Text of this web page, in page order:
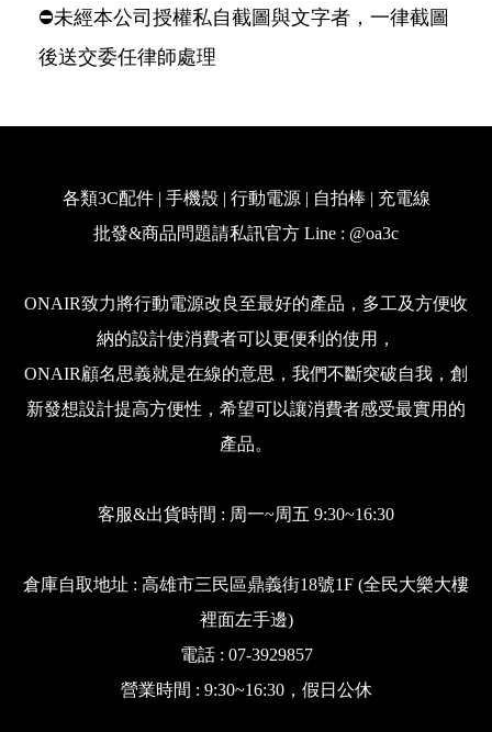
⛔️未經本公司授權私自截圖與文字者，一律截圖
後送交委任律師處理
各類3C配件 | 手機殼 | 行動電源 | 自拍棒 | 充電線
批發&商品問題請私訊官方 Line : @oa3c
ONAIR致力將行動電源改良至最好的產品，多工及方便收
納的設計使消費者可以更便利的使用，
ONAIR顧名思義就是在線的意思，我們不斷突破自我，創
新發想設計提高方便性，希望可以讓消費者感受最實用的
產品。
客服&出貨時間 : 周一~周五 9:30~16:30
倉庫自取地址 : 高雄市三民區鼎義街18號1F (全民大樂大樓
裡面左手邊)
電話 : 07-3929857
營業時間 : 9:30~16:30，假日公休